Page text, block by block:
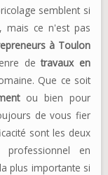
semblent si
mais ce n'est pas
à Toulon
detravaux en
Que ce soit
ou bien pour
de vous fier
sont les deux
en
plus importante si